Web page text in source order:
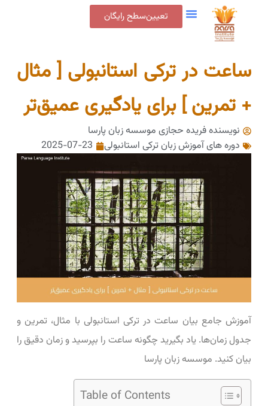
تعیین‌سطح رایگان
ساعت در ترکی استانبولی [ مثال
+ تمرین ] برای یادگیری عمیق‌تر
نویسنده فریده حجازی موسسه زبان پارسا
دوره های آموزش زبان ترکی استانبولی
2025-07-23
آموزش جامع بیان ساعت در ترکی استانبولی با مثال، تمرین و
جدول زمان‌ها. یاد بگیرید چگونه ساعت را بپرسید و زمان دقیق را
بیان کنید. موسسه زبان پارسا
Table of Contents